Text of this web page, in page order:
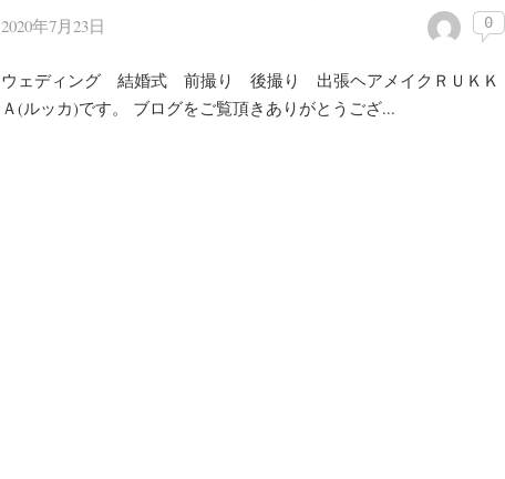
2020年7月23日 0
ウェディング 結婚式 前撮り 後撮り 出張ヘアメイクＲＵＫＫ
Ａ(ルッカ)です。 ブログをご覧頂きありがとうござ...